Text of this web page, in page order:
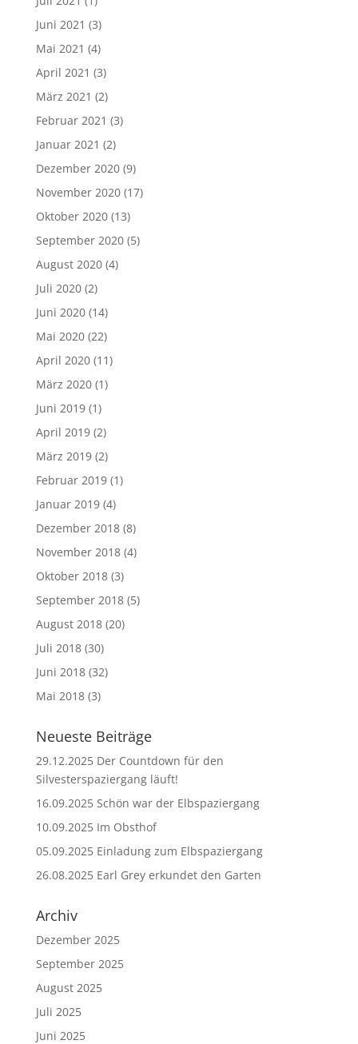
Juni 2021 (3)
Mai 2021 (4)
April 2021 (3)
März 2021 (2)
Februar 2021 (3)
Januar 2021 (2)
Dezember 2020(9)
November 2020(17)
Oktober 2020(13)
September 2020(5)
August 2020(4)
Juli 2020(2)
Juni 2020(14)
Mai 2020(22)
April 2020(11)
März 2020(1)
Juni 2019(1)
April 2019(2)
März 2019(2)
Februar 2019(1)
Januar 2019(4)
Dezember 2018(8)
November 2018(4)
Oktober 2018(3)
September 2018(5)
August 2018(20)
Juli 2018(30)
Juni 2018(32)
Mai 2018(3)
Neueste Beiträge
29.12.2025 Der Countdown für den
Silvesterspaziergang läuft!
16.09.2025 Schön war der Elbspaziergang
10.09.2025 Im Obsthof
05.09.2025 Einladung zum Elbspaziergang
26.08.2025 Earl Grey erkundet den Garten
Archiv
Dezember 2025
September 2025
August 2025
Juli 2025
Juni 2025